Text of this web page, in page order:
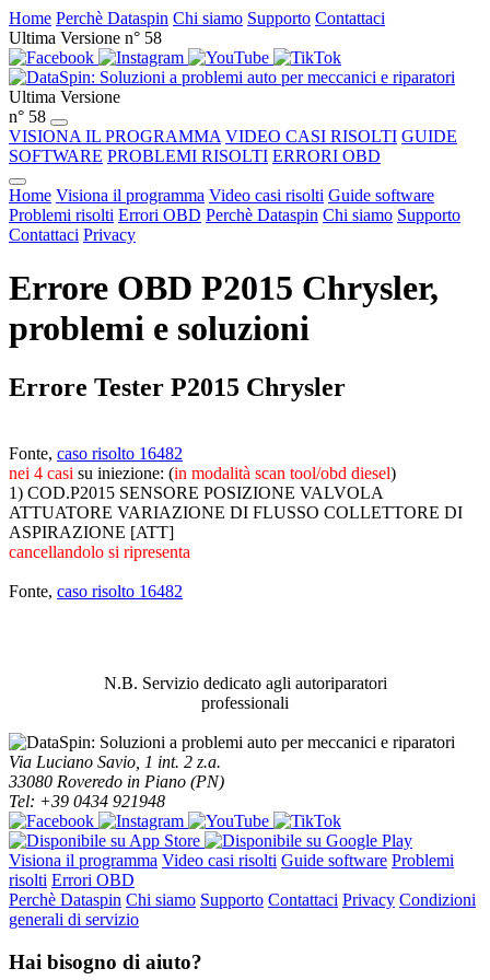
Home Perchè Dataspin Chi siamo Supporto Contattaci
Ultima Versione n° 58
Ultima Versione
n° 58
VISIONA IL PROGRAMMA VIDEO CASI RISOLTI GUIDE
SOFTWARE PROBLEMI RISOLTI ERRORI OBD
Home Visiona il programma Video casi risolti Guide software
Problemi risolti Errori OBD Perchè Dataspin Chi siamo Supporto
Contattaci Privacy
Errore OBD P2015 Chrysler,
problemi e soluzioni
Errore Tester P2015 Chrysler
Fonte, caso risolto 16482
nei 4 casi su iniezione: (in modalità scan tool/obd diesel)
1) COD.P2015 SENSORE POSIZIONE VALVOLA
ATTUATORE VARIAZIONE DI FLUSSO COLLETTORE DI
ASPIRAZIONE [ATT]
cancellandolo si ripresenta
Fonte, caso risolto 16482
N.B. Servizio dedicato agli autoriparatori
professionali
Via Luciano Savio, 1 int. 2 z.a.
33080 Roveredo in Piano (PN)
Tel: +39 0434 921948
Visiona il programma Video casi risolti Guide software Problemi
risolti Errori OBD
Perchè Dataspin Chi siamo Supporto Contattaci Privacy Condizioni
generali di servizio
Hai bisogno di aiuto?